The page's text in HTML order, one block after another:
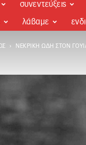
συνεντεύξεις
λάβαμε
ΝΕΚΡΙΚΉ ΩΔΉ ΣΤΟΝ